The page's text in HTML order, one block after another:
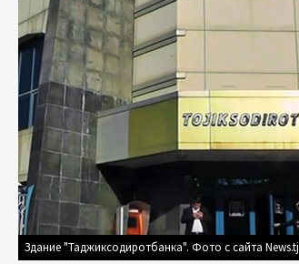
Здание "Таджиксодиротбанка". Фото с сайта News.tj